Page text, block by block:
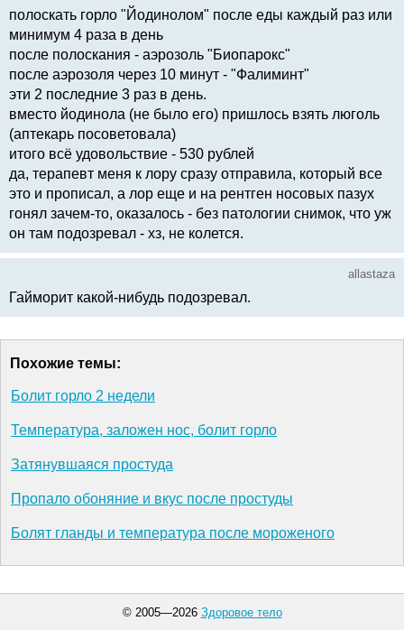
полоскать горло "Йодинолом" после еды каждый раз или
минимум 4 раза в день
после полоскания - аэрозоль "Биопарокс"
после аэрозоля через 10 минут - "Фалиминт"
эти 2 последние 3 раз в день.
вместо йодинола (не было его) пришлось взять люголь
(аптекарь посоветовала)
итого всё удовольствие - 530 рублей
да, терапевт меня к лору сразу отправила, который все
это и прописал, а лор еще и на рентген носовых пазух
гонял зачем-то, оказалось - без патологии снимок, что уж
он там подозревал - хз, не колется.
allastaza
Гайморит какой-нибудь подозревал.
Похожие темы:
Болит горло 2 недели
Температура, заложен нос, болит горло
Затянувшаяся простуда
Пропало обоняние и вкус после простуды
Болят гланды и температура после мороженого
© 2005—2026 Здоровое тело